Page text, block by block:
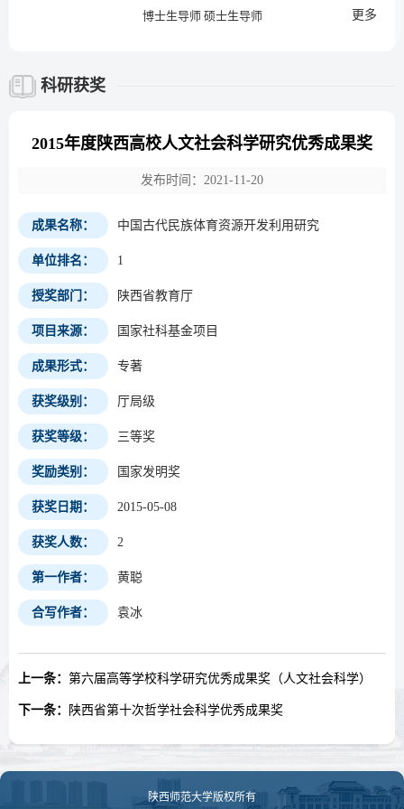
博士生导师 硕士生导师 更多
科研获奖
2015年度陕西高校人文社会科学研究优秀成果奖
发布时间：2021-11-20
成果名称： 中国古代民族体育资源开发利用研究
单位排名： 1
授奖部门： 陕西省教育厅
项目来源： 国家社科基金项目
成果形式： 专著
获奖级别： 厅局级
获奖等级： 三等奖
奖励类别： 国家发明奖
获奖日期： 2015-05-08
获奖人数： 2
第一作者： 黄聪
合写作者： 袁冰
上一条： 第六届高等学校科学研究优秀成果奖（人文社会科学）
下一条： 陕西省第十次哲学社会科学优秀成果奖
陕西师范大学版权所有